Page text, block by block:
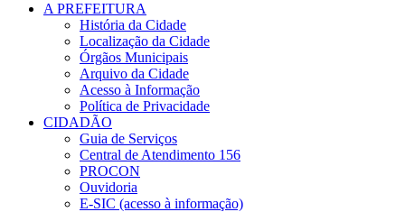
A PREFEITURA
História da Cidade
Localização da Cidade
Órgãos Municipais
Arquivo da Cidade
Acesso à Informação
Política de Privacidade
CIDADÃO
Guia de Serviços
Central de Atendimento 156
PROCON
Ouvidoria
E-SIC (acesso à informação)